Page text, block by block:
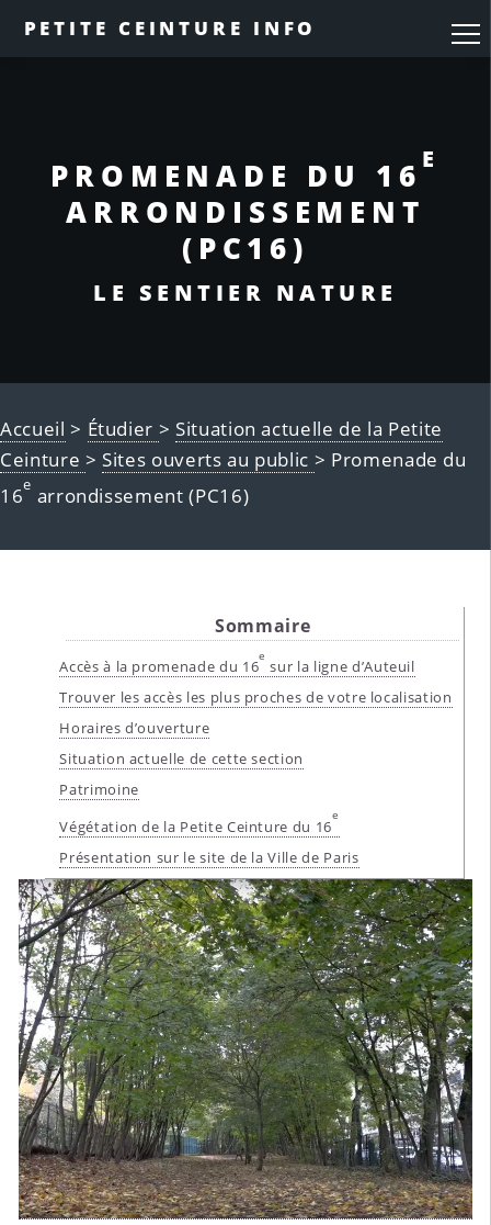
PETITE CEINTURE INFO
PROMENADE DU 16 E
ARRONDISSEMENT
(PC16)
LE SENTIER NATURE
Accueil > Étudier > Situation actuelle de la Petite
Ceinture > Sites ouverts au public > Promenade du
16
e
arrondissement (PC16)
Sommaire
Accès à la promenade du 16
e
sur la ligne d’Auteuil
Trouver les accès les plus proches de votre localisation
Horaires d’ouverture
Situation actuelle de cette section
Patrimoine
Végétation de la Petite Ceinture du 16
e
Présentation sur le site de la Ville de Paris